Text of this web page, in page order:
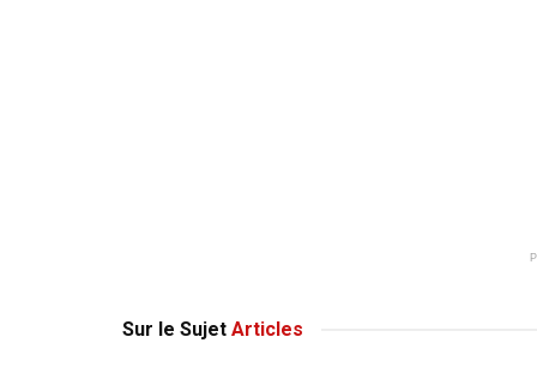
Sur le Sujet Articles